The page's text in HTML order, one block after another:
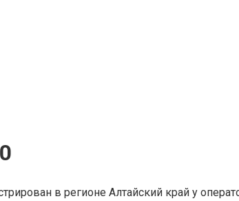
в регионе Алтайский край у